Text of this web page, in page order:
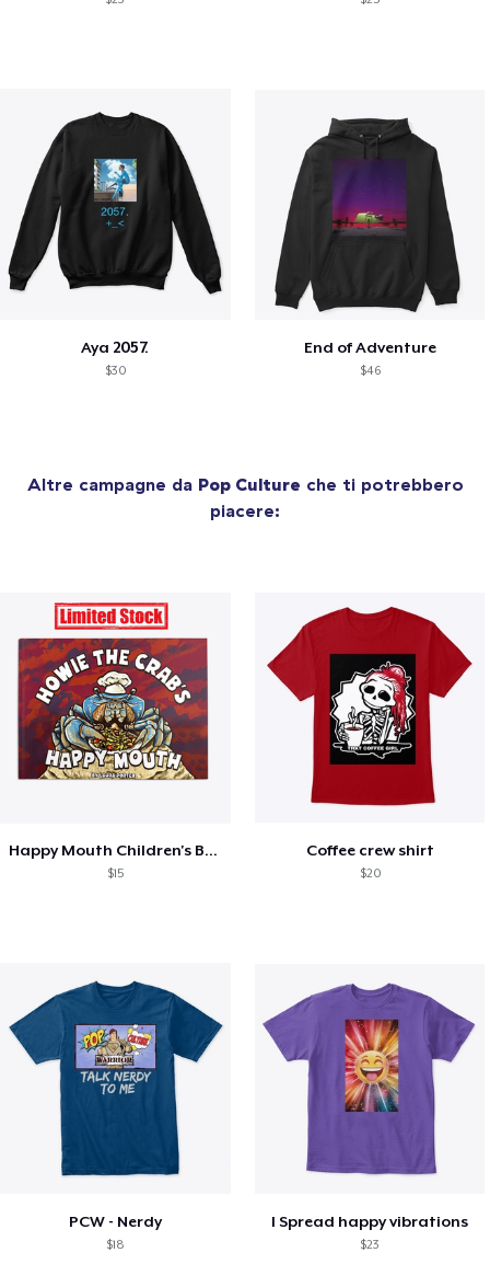
Aya 2057.
$30
End of Adventure
$46
Altre campagne da Pop Culture che ti potrebbero
piacere:
Happy Mouth Children's Book
$15
Coffee crew shirt
$20
PCW - Nerdy
$18
I Spread happy vibrations
$23